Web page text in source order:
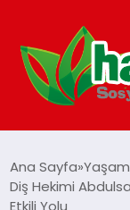
Ana Sayfa Yaşam
Diş Hekimi